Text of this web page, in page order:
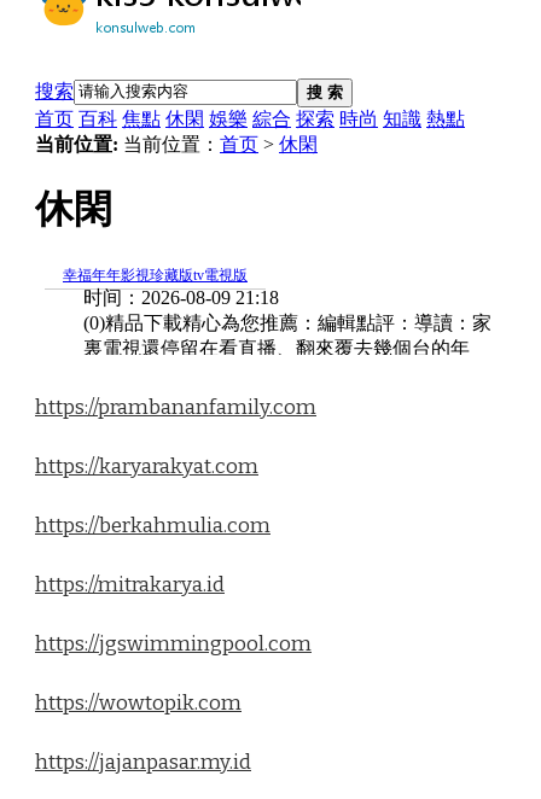
https://prambananfamily.com
https://karyarakyat.com
https://berkahmulia.com
https://mitrakarya.id
https://jgswimmingpool.com
https://wowtopik.com
https://jajanpasar.my.id